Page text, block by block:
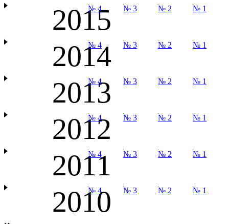
2015
№ 4 № 3 № 2 № 1
2014
№ 4 № 3 № 2 № 1
2013
№ 4 № 3 № 2 № 1
2012
№ 4 № 3 № 2 № 1
2011
№ 4 № 3 № 2 № 1
2010
№ 4 № 3 № 2 № 1